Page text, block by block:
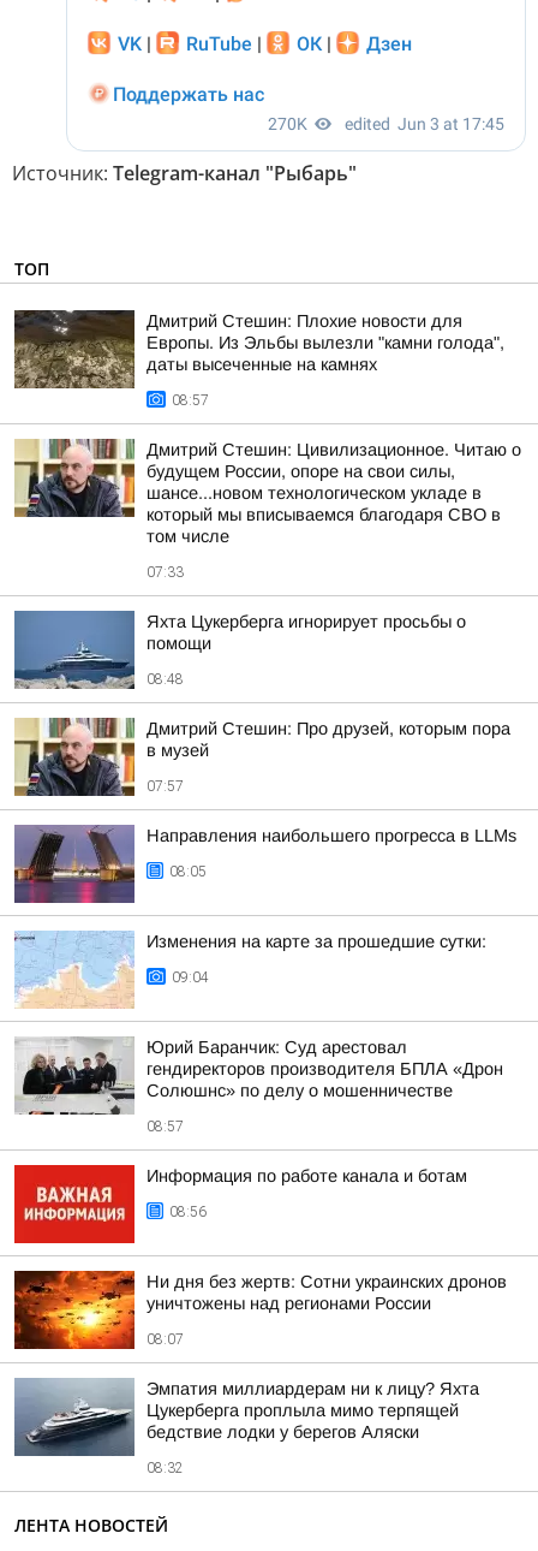
Источник: Telegram-канал "Рыбарь"
ТОП
Дмитрий Стешин: Плохие новости для
Европы. Из Эльбы вылезли "камни голода",
даты высеченные на камнях
08:57
Дмитрий Стешин: Цивилизационное. Читаю о
будущем России, опоре на свои силы,
шансе...новом технологическом укладе в
который мы вписываемся благодаря СВО в
том числе
07:33
Яхта Цукерберга игнорирует просьбы о
помощи
08:48
Дмитрий Стешин: Про друзей, которым пора
в музей
07:57
Направления наибольшего прогресса в LLMs
08:05
Изменения на карте за прошедшие сутки:
09:04
Юрий Баранчик: Суд арестовал
гендиректоров производителя БПЛА «Дрон
Солюшнс» по делу о мошенничестве
08:57
Информация по работе канала и ботам
08:56
Ни дня без жертв: Сотни украинских дронов
уничтожены над регионами России
08:07
Эмпатия миллиардерам ни к лицу? Яхта
Цукерберга проплыла мимо терпящей
бедствие лодки у берегов Аляски
08:32
ЛЕНТА НОВОСТЕЙ